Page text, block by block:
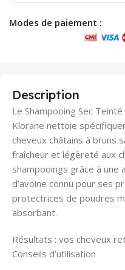
Modes de paiement :
Description
Le Shampooing Sec
Klorane nettoie
cheveux châtains à bruns
fraîcheur et légèreté aux
shampooings grâce à une
d’avoine connu pour ses
protectrices de poudres
absorbant.
Résultats : vos cheveux
Conseils d’utilisation